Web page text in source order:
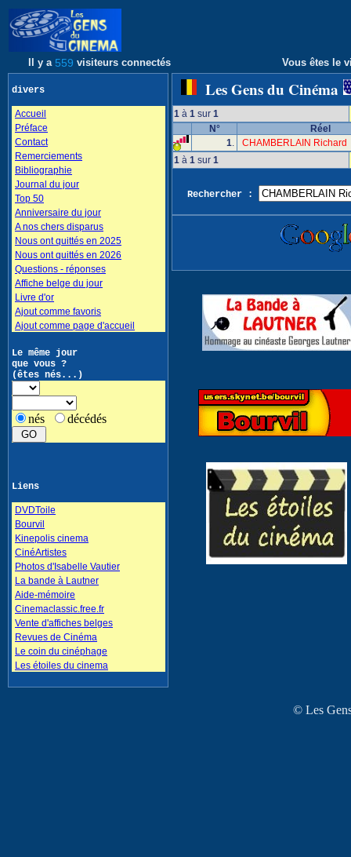
Il y a 559 visiteurs connectés Vous êtes le
divers
Accueil
Préface
Contact
Remerciements
Bibliographie
Journal du jour
Top 50
Anniversaire du jour
A nos chers disparus
Nous ont quittés en 2025
Nous ont quittés en 2026
Questions - réponses
Affiche belge du jour
Livre d'or
Ajout comme favoris
Ajout comme page d'accueil
Le même jour
que vous ?
(êtes nés...)
nés décédés
Liens
DVDToile
Bourvil
Kinepolis cinema
CinéArtistes
Photos d'Isabelle Vautier
La bande à Lautner
Aide-mémoire
Cinemaclassic.free.fr
Vente d'affiches belges
Revues de Cinéma
Le coin du cinéphage
Les étoiles du cinema
Les Gens du Cinéma
1 à 1 sur 1
N°
Réel
1.
CHAMBERLAIN Richard
1 à 1 sur 1
Rechercher :
© Les